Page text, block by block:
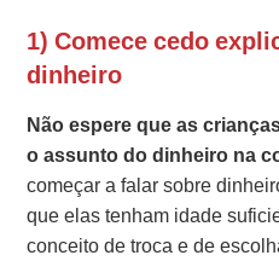
1) Comece cedo
dinheiro
Não espere que as
o assunto do dinheiro na
começar a falar sobre
que elas tenham idade
conceito de troca e de